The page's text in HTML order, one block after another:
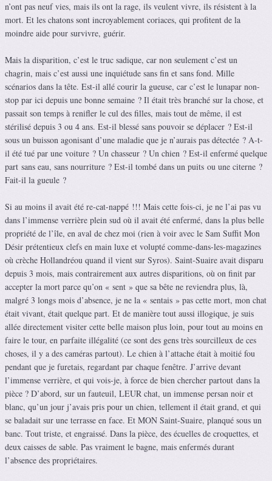
n’ont pas neuf vies, mais ils ont la rage, ils veulent vivre, ils résistent à la
mort. Et les chatons sont incroyablement coriaces, qui profitent de la
moindre aide pour survivre, guérir.
Mais la disparition, c’est le truc sadique, car non seulement c’est un
chagrin, mais c’est aussi une inquiétude sans fin et sans fond. Mille
scénarios dans la tête. Est-il allé courir la gueuse, car c’est le lunapar non-
stop par ici depuis une bonne semaine ? Il était très branché sur la chose, et
passait son temps à renifler le cul des filles, mais tout de même, il est
stérilisé depuis 3 ou 4 ans. Est-il blessé sans pouvoir se déplacer ? Est-il
sous un buisson agonisant d’une maladie que je n’aurais pas détectée ? A-t-
il été tué par une voiture ? Un chasseur ? Un chien ? Est-il enfermé quelque
part sans eau, sans nourriture ? Est-il tombé dans un puits ou une citerne ?
Fait-il la gueule ?
Si au moins il avait été re-cat-nappé !!! Mais cette fois-ci, je ne l’ai pas vu
dans l’immense verrière plein sud où il avait été enfermé, dans la plus belle
propriété de l’île, en aval de chez moi (rien à voir avec le Sam Suffit Mon
Désir prétentieux clefs en main luxe et volupté comme-dans-les-magazines
où crèche Hollandréou quand il vient sur Syros). Saint-Suaire avait disparu
depuis 3 mois, mais contrairement aux autres disparitions, où on finit par
accepter la mort parce qu’on « sent » que sa bête ne reviendra plus, là,
malgré 3 longs mois d’absence, je ne la « sentais » pas cette mort, mon chat
était vivant, était quelque part. Et de manière tout aussi illogique, je suis
allée directement visiter cette belle maison plus loin, pour tout au moins en
faire le tour, en parfaite illégalité (ce sont des gens très sourcilleux de ces
choses, il y a des caméras partout). Le chien à l’attache était à moitié fou
pendant que je furetais, regardant par chaque fenêtre. J’arrive devant
l’immense verrière, et qui vois-je, à force de bien chercher partout dans la
pièce ? D’abord, sur un fauteuil, LEUR chat, un immense persan noir et
blanc, qu’un jour j’avais pris pour un chien, tellement il était grand, et qui
se baladait sur une terrasse en face. Et MON Saint-Suaire, planqué sous un
banc. Tout triste, et engraissé. Dans la pièce, des écuelles de croquettes, et
deux caisses de sable. Pas vraiment le bagne, mais enfermés durant
l’absence des propriétaires.